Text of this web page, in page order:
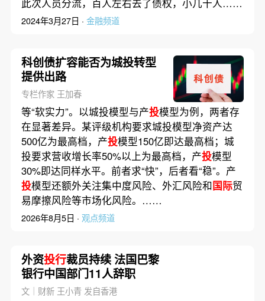
此次人员分流，百人左右去了债权，小几十人……
2024年3月27日 · 金融频道
科创债扩容能否为城投转型
提供出路
专栏作家 王加春
等“软实力”。以城投模型与产投模型为例，两者存
在显著差异。某评级机构要求城投模型净资产达
500亿为最高档，产投模型150亿即达最高档；城
投要求营收增长率50%以上为最高档，产投模型
30%即达同样水平。前者求“快”，后者看“稳”。产
投模型还额外关注集中度风险、外汇风险和国际贸
易摩擦风险等市场化风险。……
2026年8月5日 · 观点频道
外资投行裁员持续 法国巴黎
银行中国部门11人辞职
文｜财新 王小青 发自香港